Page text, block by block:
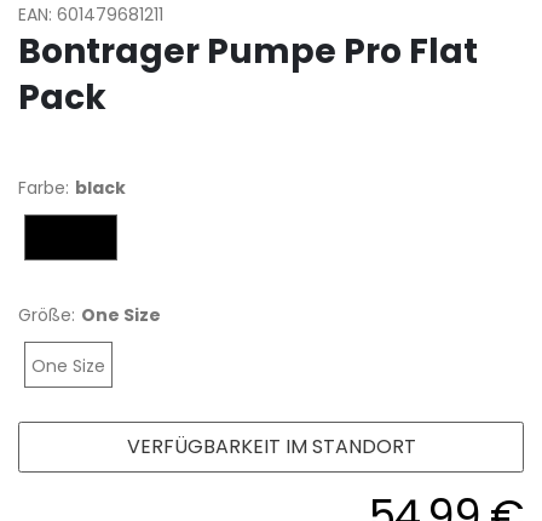
EAN: 601479681211
Bontrager Pumpe Pro Flat
Pack
Farbe: black
Größe: One Size
One Size
VERFÜGBARKEIT IM STANDORT